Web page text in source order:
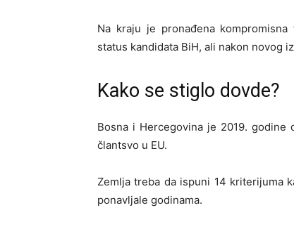
Na kraju je pronađena
status kandidata BiH, ali nakon novog
Kako se stiglo dovde?
Bosna i Hercegovina je 2019. godine
člantsvo u EU.
Zemlja treba da ispuni 14 kriterijuma
ponavljale godinama.